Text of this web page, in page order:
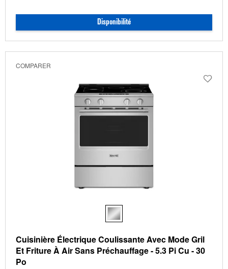
Disponibilité
COMPARER
Cuisinière Électrique Coulissante Avec Mode Gril
Et Friture À Air Sans Préchauffage - 5.3 Pi Cu - 30
Po